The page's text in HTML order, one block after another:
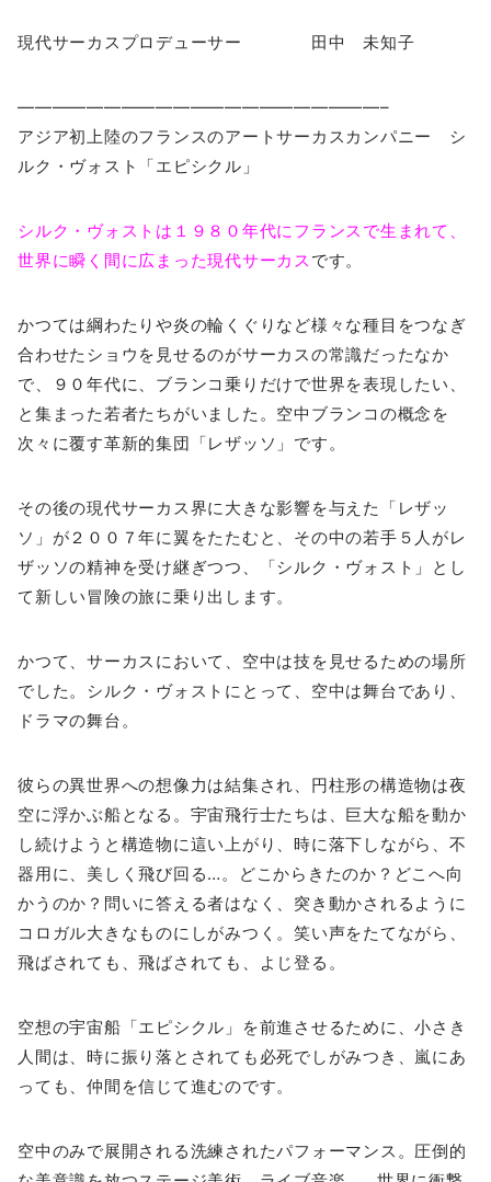
現代サーカスプロデューサー 田中 未知子
—————————————————————–
アジア初上陸のフランスのアートサーカスカンパニー シ
ルク・ヴォスト「エピシクル」
シルク・ヴォストは１９８０年代にフランスで生まれて、
世界に瞬く間に広まった現代サーカス です。
かつては綱わたりや炎の輪くぐりなど様々な種目をつなぎ
合わせたショウを見せるのがサーカスの常識だったなか
で、９０年代に、ブランコ乗りだけで世界を表現したい、
と集まった若者たちがいました。空中ブランコの概念を
次々に覆す革新的集団「レザッソ」です。
その後の現代サーカス界に大きな影響を与えた「レザッ
ソ」が２００７年に翼をたたむと、その中の若手５人がレ
ザッソの精神を受け継ぎつつ、「シルク・ヴォスト」とし
て新しい冒険の旅に乗り出します。
かつて、サーカスにおいて、空中は技を見せるための場所
でした。シルク・ヴォストにとって、空中は舞台であり、
ドラマの舞台。
彼らの異世界への想像力は結集され、円柱形の構造物は夜
空に浮かぶ船となる。宇宙飛行士たちは、巨大な船を動か
し続けようと構造物に這い上がり、時に落下しながら、不
器用に、美しく飛び回る…。どこからきたのか？どこへ向
かうのか？問いに答える者はなく、突き動かされるように
コロガル大きなものにしがみつく。笑い声をたてながら、
飛ばされても、飛ばされても、よじ登る。
空想の宇宙船「エピシクル」を前進させるために、小さき
人間は、時に振り落とされても必死でしがみつき、嵐にあ
っても、仲間を信じて進むのです。
空中のみで展開される洗練されたパフォーマンス。圧倒的